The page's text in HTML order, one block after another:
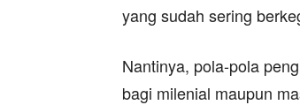
yang sudah sering
Nantinya, pola-pola
bagi milenial maupun